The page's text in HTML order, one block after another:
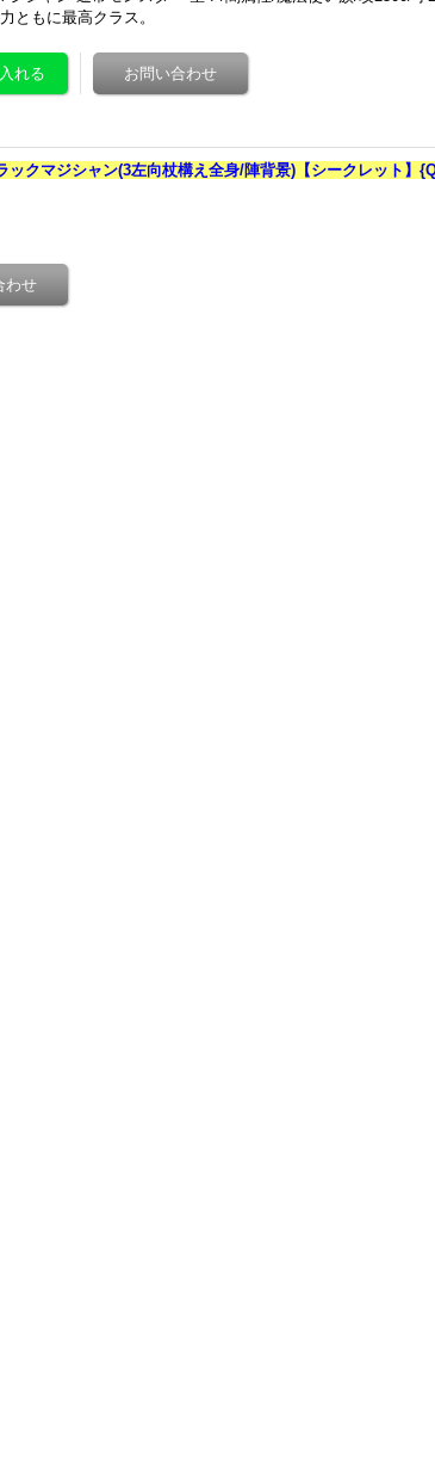
ともに最高クラス。
ックマジシャン(3左向杖構え全身/陣背景)【シークレット】